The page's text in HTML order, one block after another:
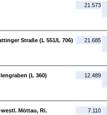
21.573
Straße (L 551/L 706)
21.685
(L 360)
12.489
Möttau, Ri.
7.110